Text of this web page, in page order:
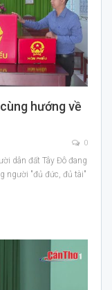
hướng về
0
dân đất Tây Đô đang
người "đủ đức, đủ tài"